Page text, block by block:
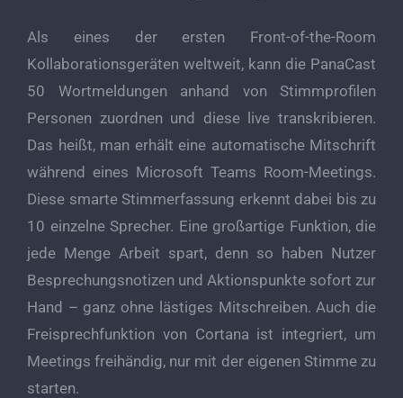
Als eines der ersten Front-of-the-Room
Kollaborationsgeräten weltweit, kann die PanaCast
50 Wortmeldungen anhand von Stimmprofilen
Personen zuordnen und diese live transkribieren.
Das heißt, man erhält eine automatische Mitschrift
während eines Microsoft Teams Room-Meetings.
Diese smarte Stimmerfassung erkennt dabei bis zu
10 einzelne Sprecher. Eine großartige Funktion, die
jede Menge Arbeit spart, denn so haben Nutzer
Besprechungsnotizen und Aktionspunkte sofort zur
Hand – ganz ohne lästiges Mitschreiben. Auch die
Freisprechfunktion von Cortana ist integriert, um
Meetings freihändig, nur mit der eigenen Stimme zu
starten.